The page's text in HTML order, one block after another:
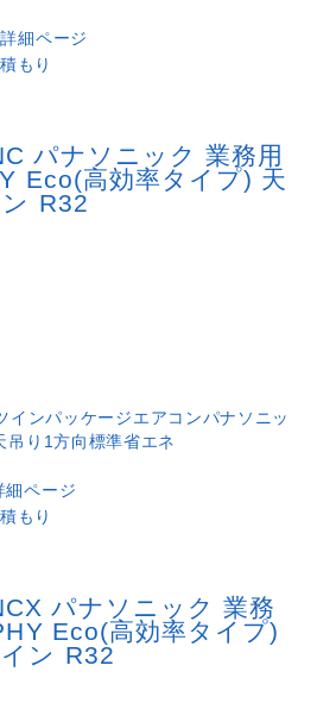
パナソニック 業務用
Eco(高効率タイプ) 天
R32
インパッケージエアコンパナソニッ
吊り1方向標準省エネ
パナソニック 業務
Eco(高効率タイプ)
ン R32